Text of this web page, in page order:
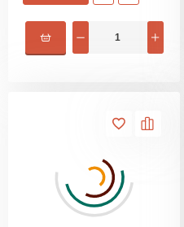
Сэндвич-